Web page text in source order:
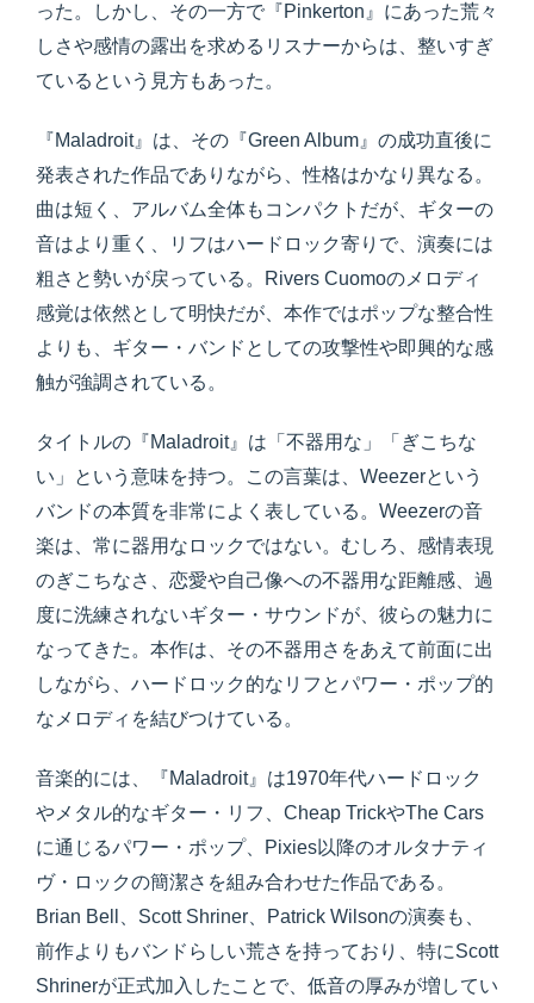
った。しかし、その一方で『Pinkerton』にあった荒々
しさや感情の露出を求めるリスナーからは、整いすぎ
ているという見方もあった。
『Maladroit』は、その『Green Album』の成功直後に
発表された作品でありながら、性格はかなり異なる。
曲は短く、アルバム全体もコンパクトだが、ギターの
音はより重く、リフはハードロック寄りで、演奏には
粗さと勢いが戻っている。Rivers Cuomoのメロディ
感覚は依然として明快だが、本作ではポップな整合性
よりも、ギター・バンドとしての攻撃性や即興的な感
触が強調されている。
タイトルの『Maladroit』は「不器用な」「ぎこちな
い」という意味を持つ。この言葉は、Weezerという
バンドの本質を非常によく表している。Weezerの音
楽は、常に器用なロックではない。むしろ、感情表現
のぎこちなさ、恋愛や自己像への不器用な距離感、過
度に洗練されないギター・サウンドが、彼らの魅力に
なってきた。本作は、その不器用さをあえて前面に出
しながら、ハードロック的なリフとパワー・ポップ的
なメロディを結びつけている。
音楽的には、『Maladroit』は1970年代ハードロック
やメタル的なギター・リフ、Cheap TrickやThe Cars
に通じるパワー・ポップ、Pixies以降のオルタナティ
ヴ・ロックの簡潔さを組み合わせた作品である。
Brian Bell、Scott Shriner、Patrick Wilsonの演奏も、
前作よりもバンドらしい荒さを持っており、特にScott
Shrinerが正式加入したことで、低音の厚みが増してい